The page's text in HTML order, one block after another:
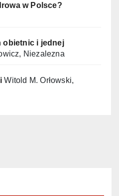
w Polsce?
obietnic i jednej
Niezalezna
Witold M. Orłowski,